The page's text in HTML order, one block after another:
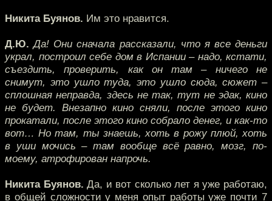
Никита Буянов. Им это нравится.
Д.Ю. Да! Они сначала рассказали, что я все деньги
украл, построил себе дом в Испании – надо, кстати,
съездить, проверить, как он там – ничего не
снимут, это ушло туда, это ушло сюда, сюжет –
сплошная неправда, здесь не так, тут не эдак, кино
не будет. Внезапно кино сняли, после этого кино
прокатали, после этого кино собрало денег, и как-то
вот… Но там, ты знаешь, хоть в рожу плюй, хоть
в уши мочись – там вообще всё равно, мозг, по-
моему, атрофирован напрочь.
Никита Буянов. Да, и вот сколько лет я уже работаю,
в общей сложности у меня опыт работы уже почти 7